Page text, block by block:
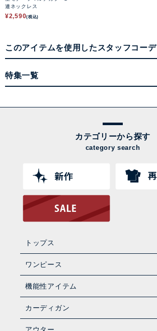
連ネックレス
¥2,590(税込)
このアイテムを使用したスタッフコーデ
特集一覧
カテゴリーから探す
category search
トップス
ワンピース
機能性アイテム
カーディガン
アウター